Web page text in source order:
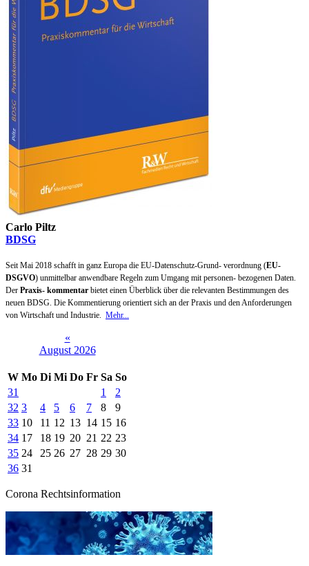
Carlo Piltz
BDSG
Seit Mai 2018 schafft in ganz Europa die EU-Datenschutz-Grund- verordnung (EU-
DSGVO) unmittelbar anwendbare Regeln zum Umgang mit personen- bezogenen Daten.
Der Praxis- kommentar bietet einen Überblick über die relevanten Bestimmungen des
neuen BDSG. Die Kommentierung orientiert sich an der Praxis und den Anforderungen
von Wirtschaft und Industrie. Mehr...
«
August 2026
W Mo Di Mi Do Fr Sa So
31
1
2
32 3 4 5 6 7 8
9
33 10 11 12 13 14 15 16
34 17 18 19 20 21 22 23
35 24 25 26 27 28 29 30
36 31
Corona Rechtsinformation